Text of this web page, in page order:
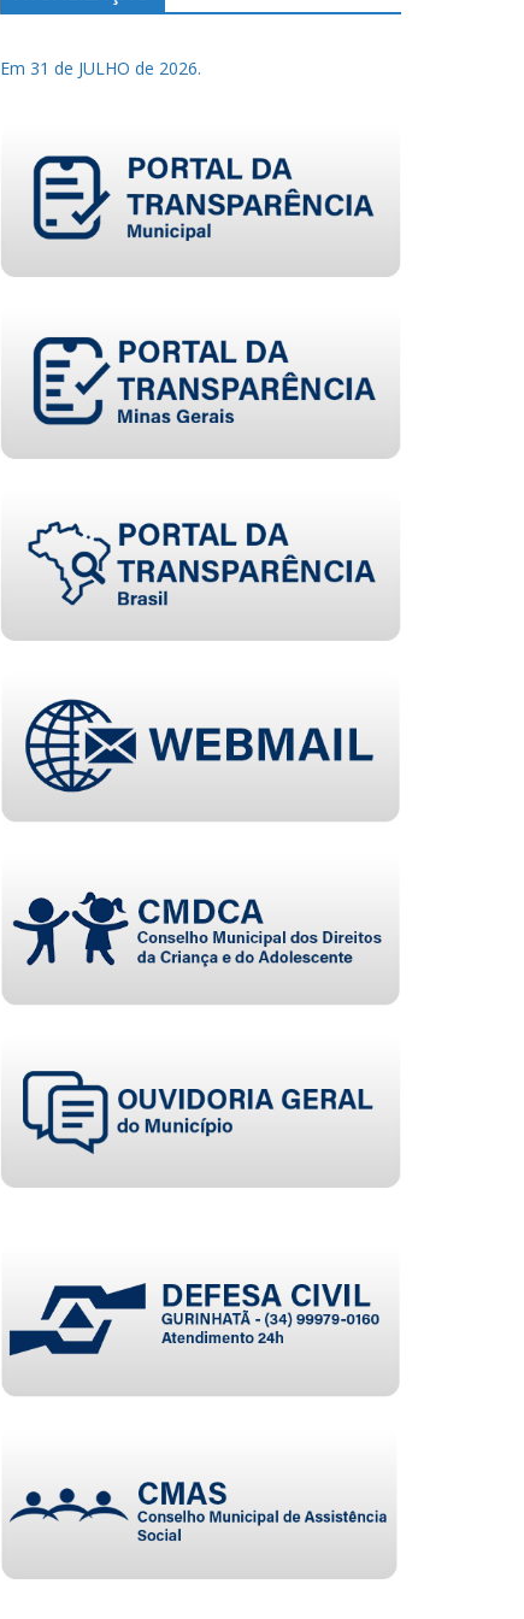
Em 31 de JULHO de 2026.